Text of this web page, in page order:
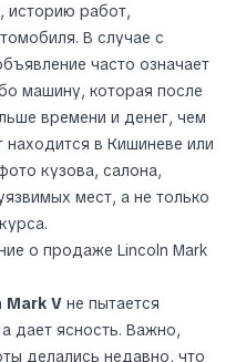
историю работ,
В случае с
часто означает
машину, которая после
времени и денег, чем
находится в Кишиневе или
кузова, салона,
мест, а не только
о продаже Lincoln Mark
Mark V не пытается
дает ясность. Важно,
делались недавно, что